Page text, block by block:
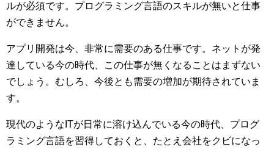
ルが必須です。プログラミング言語のスキルが無いと仕事
ができません。
アプリ開発は今、非常に需要のある仕事です。ネットが発
達している今の時代、この仕事が無くなることはまずない
でしょう。むしろ、今後とも需要の増加が期待されていま
す。
現代のようなITが日常に溶け込んでいる今の時代、プログ
ラミング言語を習得しておくと、たとえ会社をクビになっ